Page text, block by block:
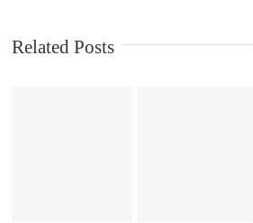
Related Posts